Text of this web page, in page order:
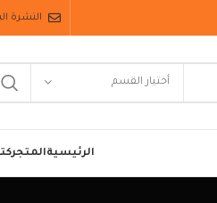
النشرة
أختيار القسم
الرئيسيةالمتجر